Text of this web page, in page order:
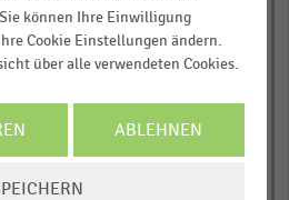
Küche & Co. GmbH.
empty
können Ihre Einwilligung
Cookie Einstellungen ändern.
über alle verwendeten Cookies.
ABLEHNEN